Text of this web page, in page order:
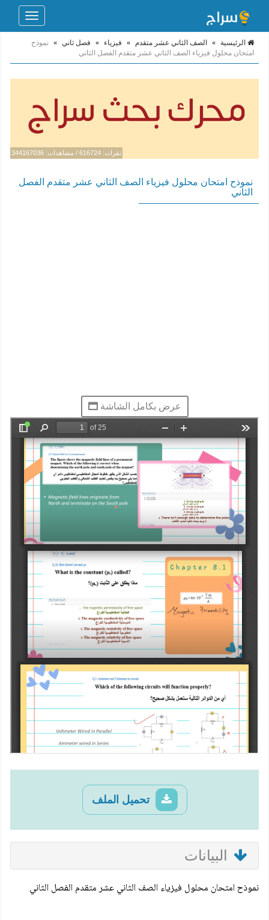
Toggle
الرئيسية » الصف الثاني عشر متقدم » فيزياء » فصل ثاني » نموذح
امتحان محلول فيزياء الصف الثاني عشر متقدم الفصل الثاني
نقرات: 616724 / مشاهدات: 344167036
نموذح امتحان محلول فيزياء الصف الثاني عشر متقدم الفصل
الثاني
عرض بكامل الشاشة
تحميل الملف
البيانات
نموذح امتحان محلول فيزياء الصف الثاني عشر متقدم الفصل الثاني